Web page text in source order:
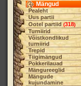
Mängud
Pealeht
Uus partii
Ootel partiid (318)
Turniirid
Võistkondlikud
turniirid
Trepid
Tiigimängud
Pokkerilauad
Mängureeglid
Mängude
kujundamine